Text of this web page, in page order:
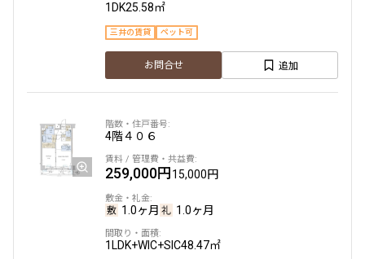
新築
3年以内
10年以内
20年以内
駅から徒歩
指定なし
1分以内
15分以内
1DK25.58㎡
三井の賃貸 ペット可
お問合せ 追加
4階４０６
259,000円15,000円
1.0ヶ月 1.0ヶ月
1LDK+WIC+SIC48.47㎡